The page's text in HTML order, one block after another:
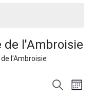
l'Ambroisie
l'Ambroisie
Recherche
Mois